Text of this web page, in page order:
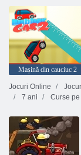
Mașină din cauciuc 2
Jocuri Online
7 ani
Curse